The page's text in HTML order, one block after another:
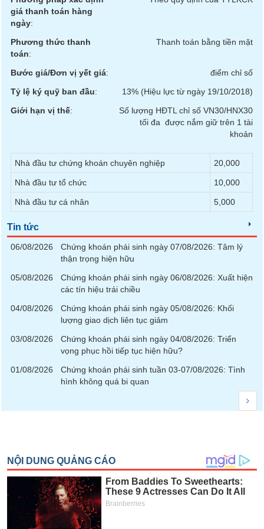
giá thanh toán hàng
ngày:
Phương thức thanh
toán:
Thanh toán bằng tiền mặt
Bước giá/Đơn vị yết giá:
điểm chỉ số
Tỷ lệ ký quỹ ban đầu:
13% (Hiệu lực từ ngày 19/10/2018)
Giới hạn vị thế:
Số lượng HĐTL chỉ số VN30/HNX30
tối đa được nắm giữ trên 1 tài
khoản
Nhà đầu tư chứng khoán chuyên nghiệp 20,000
Nhà đầu tư tổ chức 10,000
Nhà đầu tư cá nhân 5,000
Tin tức
06/08/2026
Chứng khoán phái sinh ngày 07/08/2026: Tâm lý
thận trọng hiện hữu
05/08/2026
Chứng khoán phái sinh ngày 06/08/2026: Xuất hiện
các tín hiệu trái chiều
04/08/2026
Chứng khoán phái sinh ngày 05/08/2026: Khối
lượng giao dịch liên tục giảm
03/08/2026
Chứng khoán phái sinh ngày 04/08/2026: Triển
vọng phục hồi tiếp tục hiện hữu?
01/08/2026
Chứng khoán phái sinh tuần 03-07/08/2026: Tình
hình không quá bi quan
SÓC
SỨC
KHỎE
TÀI
CÔNG
NGHỆ
THÔNG
TIN
TRUYỀN
ÍCH
Mã
chứng
khoán